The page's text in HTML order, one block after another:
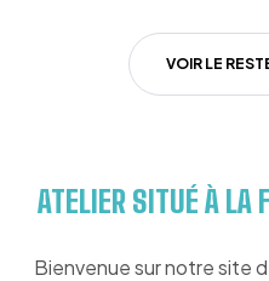
VOIR LE
ATELIER SITUÉ À LA
Bienvenue sur notre site